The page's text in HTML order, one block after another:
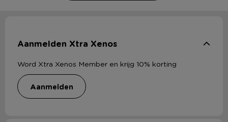
Aanmelden Xtra Xenos
Word Xtra Xenos Member en krijg 10% korting
aanmelden